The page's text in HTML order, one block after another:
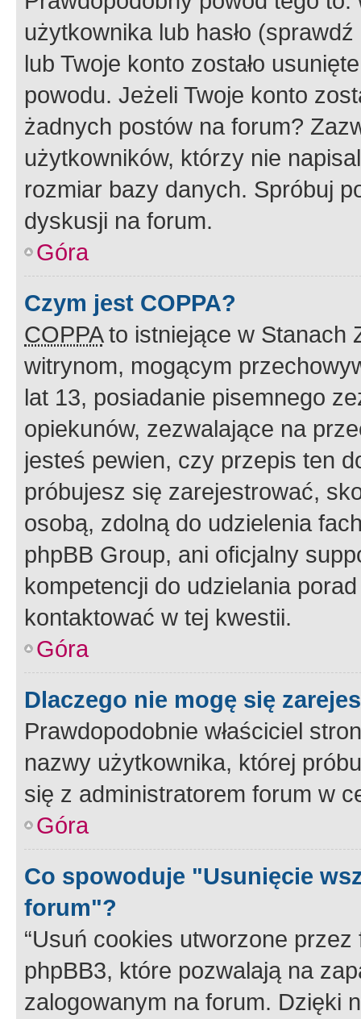
użytkownika lub hasło
lub Twoje konto zostało
powodu. Jeżeli Twoje konto
żadnych postów na forum?
użytkowników, którzy nie
rozmiar bazy danych. Spróbuj
dyskusji na forum.
Góra
Czym jest COPPA?
COPPAto istniejące w Stanach
witrynom, mogącym
lat 13, posiadanie pisemnego
opiekunów, zezwalające na
jesteś pewien, czy przepis ten
próbujesz się zarejestrować,
osobą, zdolną do udzielenia
phpBB Group, ani oficjalny
kompetencji do udzielania
kontaktować w tej kwestii.
Góra
Dlaczego nie mogę się
Prawdopodobnie właściciel
nazwy użytkownika, której
się z administratorem forum w
Góra
Co spowoduje "Usunięcie
forum"?
“Usuń cookies utworzone
phpBB3, które pozwalają na
zalogowanym na forum. Dzięki